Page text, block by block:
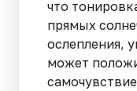
что
прямых
ослепления,
может